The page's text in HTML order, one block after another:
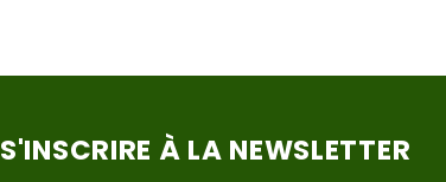
S'INSCRIRE À LA NEWSLETTER